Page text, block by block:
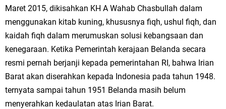
Maret 2015, dikisahkan KH A Wahab Chasbullah dalam
menggunakan kitab kuning, khususnya fiqh, ushul fiqh, dan
kaidah fiqh dalam merumuskan solusi kebangsaan dan
kenegaraan. Ketika Pemerintah kerajaan Belanda secara
resmi pernah berjanji kepada pemerintahan RI, bahwa Irian
Barat akan diserahkan kepada Indonesia pada tahun 1948.
ternyata sampai tahun 1951 Belanda masih belum
menyerahkan kedaulatan atas Irian Barat.